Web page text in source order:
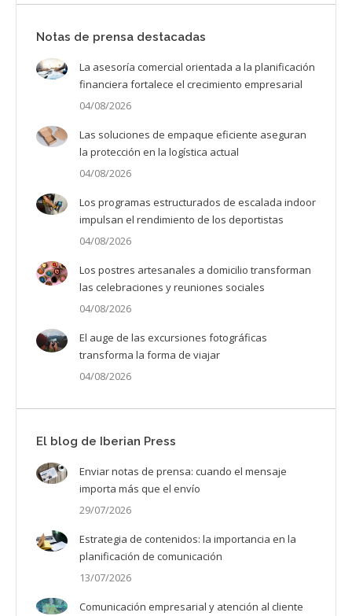
Notas de prensa destacadas
La asesoría comercial orientada a la planificación
financiera fortalece el crecimiento empresarial
04/08/2026
Las soluciones de empaque eficiente aseguran
la protección en la logística actual
04/08/2026
Los programas estructurados de escalada indoor
impulsan el rendimiento de los deportistas
04/08/2026
Los postres artesanales a domicilio transforman
las celebraciones y reuniones sociales
04/08/2026
El auge de las excursiones fotográficas
transforma la forma de viajar
04/08/2026
El blog de Iberian Press
Enviar notas de prensa: cuando el mensaje
importa más que el envío
29/07/2026
Estrategia de contenidos: la importancia en la
planificación de comunicación
13/07/2026
Comunicación empresarial y atención al cliente